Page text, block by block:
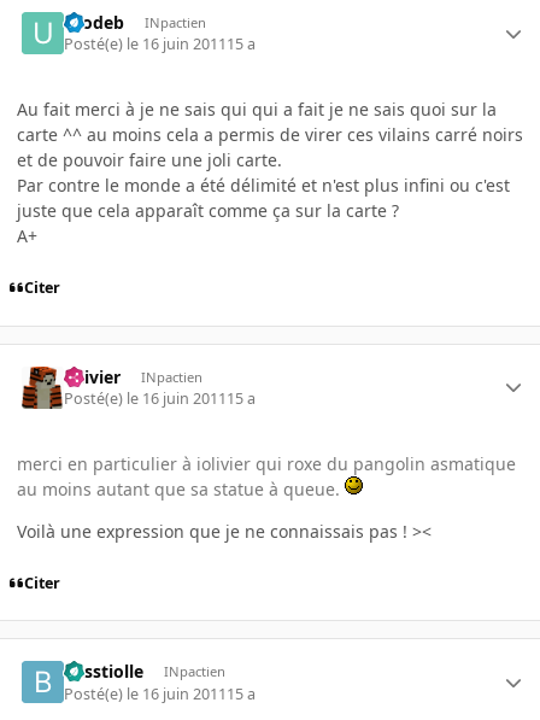
utodeb INpactien
Posté(e) le 16 juin 201115 a
Au fait merci à je ne sais qui qui a fait je ne sais quoi sur la
carte ^^ au moins cela a permis de virer ces vilains carré noirs
et de pouvoir faire une joli carte.
Par contre le monde a été délimité et n'est plus infini ou c'est
juste que cela apparaît comme ça sur la carte ?
A+
Citer
iolivier INpactien
Posté(e) le 16 juin 201115 a
merci en particulier à iolivier qui roxe du pangolin asmatique
au moins autant que sa statue à queue.
Voilà une expression que je ne connaissais pas ! ><
Citer
besstiolle INpactien
Posté(e) le 16 juin 201115 a